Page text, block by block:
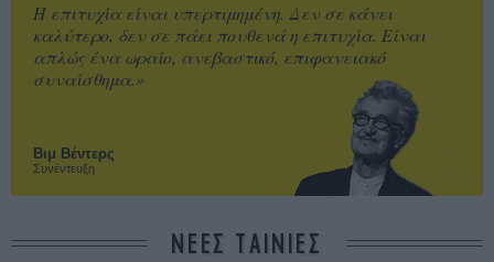
Βιμ Βέντερς
Συνέντευξη
Η επιτυχία είναι υπερτιμημένη. Δεν σε κάνει
καλύτερο, δεν σε πάει πουθενά η επιτυχία. Είναι
απλώς ένα ωραίο, ανεβαστικό, επιφανειακό
συναίσθημα.»
ΝΕΕΣ ΤΑΙΝΙΕΣ